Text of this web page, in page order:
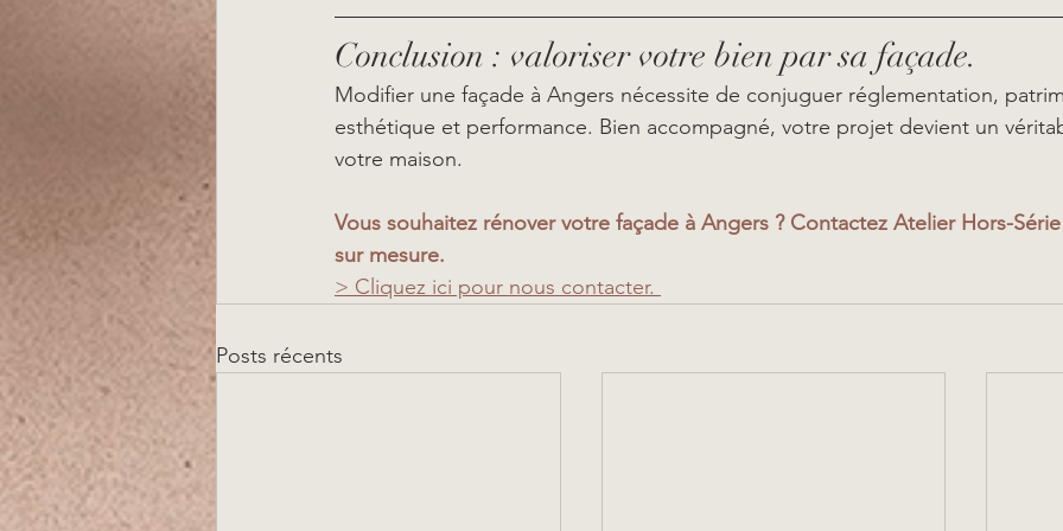
Conclusion : valoriser votre bien par sa façade.
Modifier une façade à Angers nécessite de conjuguer réglementation,
esthétique et performance. Bien accompagné, votre projet devient un
votre maison.
Vous souhaitez rénover votre façade à Angers ? Contactez Atelier Hors-
sur mesure.
> Cliquez ici pour nous contacter.
Posts récents